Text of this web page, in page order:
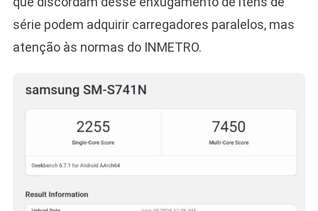
série podem adquirir carregadores paralelos, mas
atenção às normas do INMETRO.